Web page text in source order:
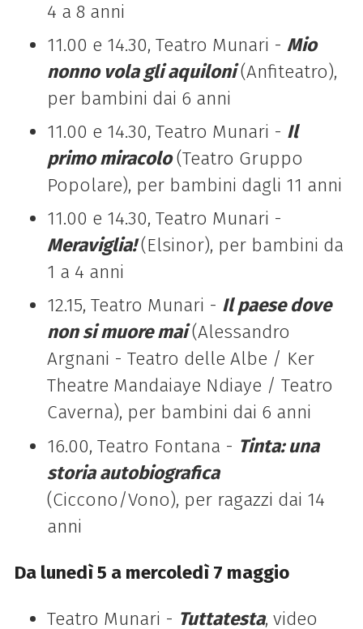
4 a 8 anni
11.00 e 14.30, Teatro Munari - Mio
nonno vola gli aquiloni(Anfiteatro),
per bambini dai 6 anni
11.00 e 14.30, Teatro Munari - Il
primo miracolo(Teatro Gruppo
Popolare), per bambini dagli 11 anni
11.00 e 14.30, Teatro Munari -
Meraviglia!(Elsinor), per bambini da
1 a 4 anni
12.15, Teatro Munari - Il paese dove
non si muore mai(Alessandro
Argnani - Teatro delle Albe / Ker
Theatre Mandaiaye Ndiaye / Teatro
Caverna), per bambini dai 6 anni
16.00, Teatro Fontana - Tinta: una
storia autobiografica
(Ciccono/Vono), per ragazzi dai 14
anni
Da lunedì 5 a mercoledì 7 maggio
Teatro Munari - Tuttatesta, video